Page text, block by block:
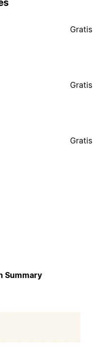
Gratis
Gratis
Gratis
Summary